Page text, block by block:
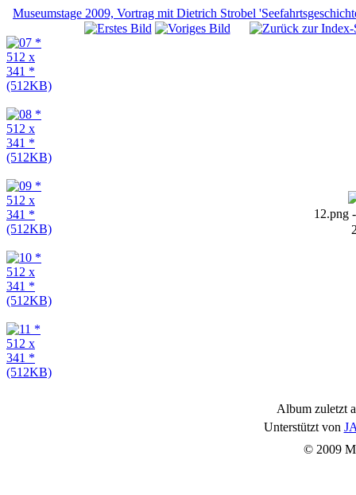
Museumstage 2009, Vortrag mit Dietrich Strobel
12.png
Album zuletzt
Unterstützt von
© 2009